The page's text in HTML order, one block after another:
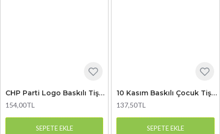
CHP Parti Logo Baskılı Tişört
154,00TL
SEPETE EKLE
10 Kasım Baskılı Çocuk Tişört 1
137,50TL
SEPETE EKLE